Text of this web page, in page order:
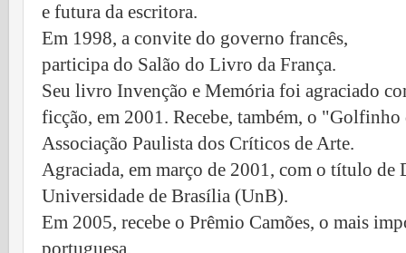
e futura da escritora.
Em 1998, a convite do governo francês,
participa do Salão do Livro da França.
Seu livro Invenção e Memória foi agraciado
ficção, em 2001. Recebe, também, o
Associação Paulista dos Críticos de Arte.
Agraciada, em março de 2001, com o título de
Universidade de Brasília (UnB).
Em 2005, recebe o Prêmio Camões, o mais